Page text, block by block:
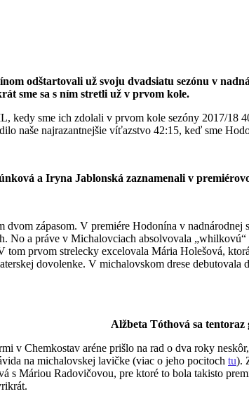
odštartovali už svoju dvadsiatu sezónu v
sme sa s ním stretli už v prvom kole.
kedy sme ich zdolali v prvom kole sezóny 2017/
naše najrazantnejšie víťazstvo 42:15, keď sme
a Iryna Jablonská zaznamenali v
dvom zápasom. V premiére Hodonína v
No a práve v Michalovciach absolvovala „whilkovú“
tom prvom strelecky excelovala Mária Holešová,
dovolenke. V michalovskom drese
Alžbeta Tóthová sa tentoraz
v Chemkostav aréne prišlo na rad o dva roky
na michalovskej lavičke (viac o jeho pocitoch tu).
Máriou Radovičovou, pre ktoré to bola takisto